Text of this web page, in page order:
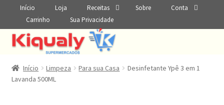
Início Loja Receitas Sobre
Conta
Carrinho
Sua Privacidade
Início Limpeza Para sua Casa
Desinfetante Ypê 3 em 1
Lavanda 500ML